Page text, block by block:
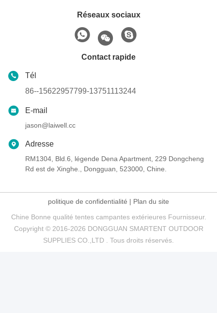
Réseaux sociaux
Contact rapide
Tél
86--15622957799-13751113244
E-mail
jason@laiwell.cc
Adresse
RM1304, Bld.6, légende Dena Apartment, 229 Dongcheng
Rd est de Xinghe., Dongguan, 523000, Chine.
politique de confidentialité | Plan du site
Chine Bonne qualité tentes campantes extérieures Fournisseur.
Copyright © 2016-2026 DONGGUAN SMARTENT OUTDOOR
SUPPLIES CO.,LTD . Tous droits réservés.